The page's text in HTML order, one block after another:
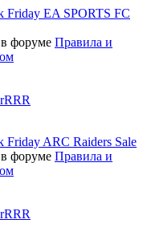
Friday EA SPORTS FC
форуме Правила и
ARC Raiders Sale
форуме Правила и